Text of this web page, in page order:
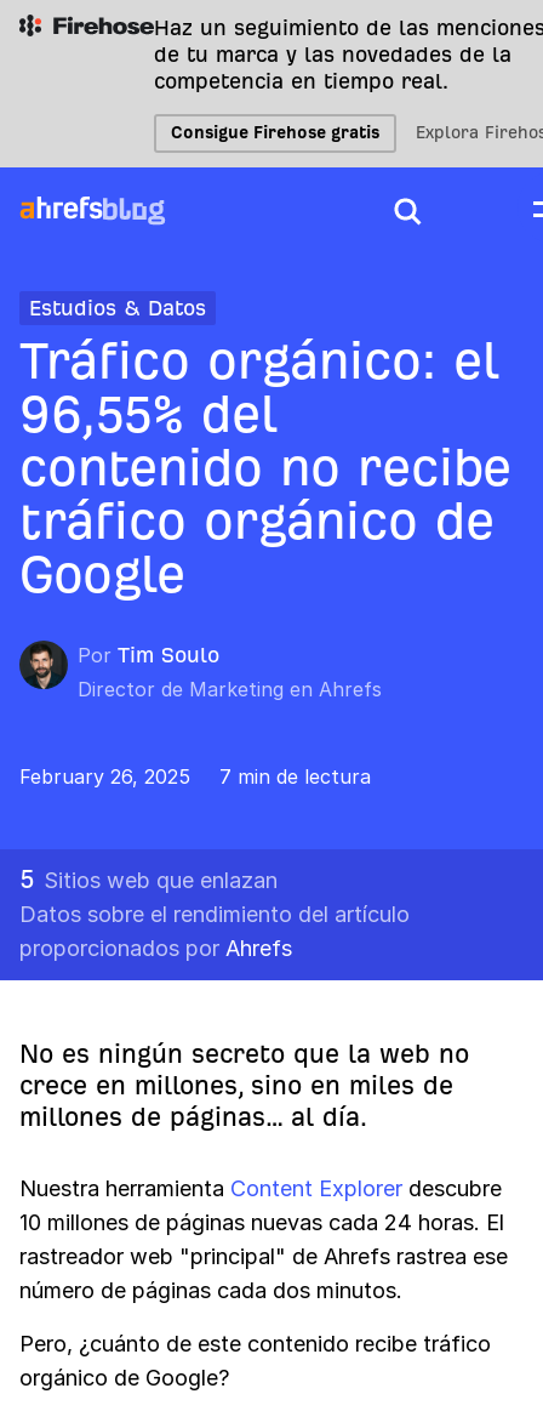
Haz un seguimiento de las
de tu marca y las novedades de la
competencia en tiempo real.
Consigue Firehose gratis Explora
Estudios & Datos
Tráfico orgánico: el
96,55% del
contenido no recibe
tráfico orgánico de
Google
Por Tim Soulo
Director de Marketing en Ahrefs
February 26, 2025 7 min de lectura
5 Sitios web que enlazan
Datos sobre el rendimiento del artículo
proporcionados por Ahrefs
No es ningún secreto que la web no
crece en millones, sino en miles de
millones de páginas… al día.
Nuestra herramienta Content Explorer descubre
10 millones de páginas nuevas cada 24 horas. El
rastreador web "principal" de Ahrefs rastrea ese
número de páginas cada dos minutos.
Pero, ¿cuánto de este contenido recibe tráfico
orgánico de Google?